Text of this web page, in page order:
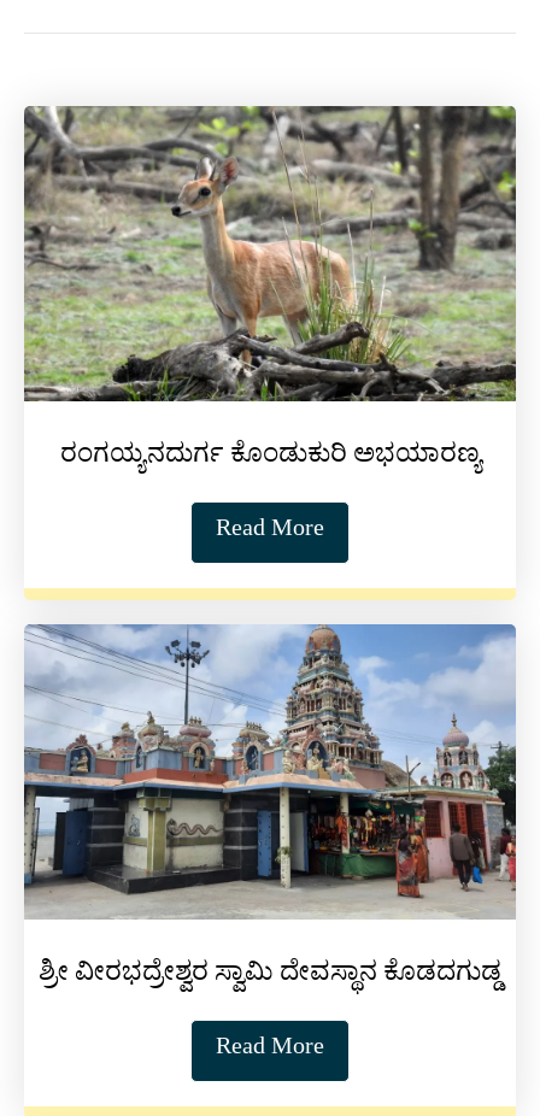
ರಂಗಯ್ಯನದುರ್ಗ ಕೊಂಡುಕುರಿ ಅಭಯಾರಣ್ಯ
Read More
ಶ್ರೀ ವೀರಭದ್ರೇಶ್ವರ ಸ್ವಾಮಿ ದೇವಸ್ಥಾನ ಕೊಡದಗುಡ್ಡ
Read More